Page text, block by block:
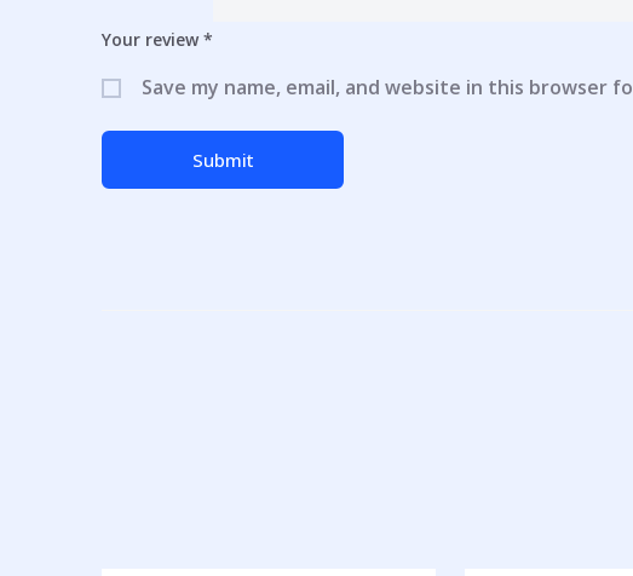
Your review *
Save my name, email, and website in this browser